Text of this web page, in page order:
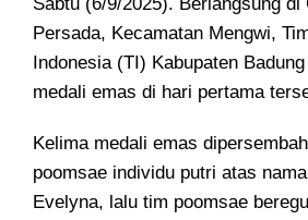
Persada, Kecamatan Mengwi,
Indonesia (TI) Kabupaten
medali emas di hari pertama
Kelima medali emas
poomsae individu putri atas
Evelyna, lalu tim poomsae